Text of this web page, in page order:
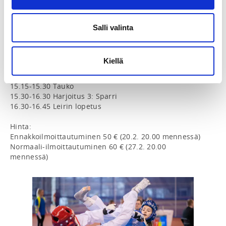
Salli valinta
Kiellä
Laitinen
10.00-10.15 Leirin avaus ja yhteiskuva
14.00-15.15 Harjoitus 2
15.15-15.30 Tauko
15.30-16.30 Harjoitus 3: Sparri
16.30-16.45 Leirin lopetus
Hinta:
Ennakkoilmoittautuminen 50 € (20.2. 20.00 mennessä)
Normaali-ilmoittautuminen 60 € (27.2. 20.00